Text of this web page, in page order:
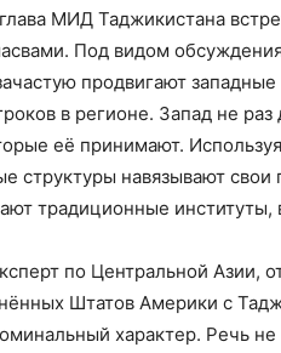
МИД Таджикистана
Под видом
продвигают
в регионе. Запад не
её принимают.
структуры навязывают
традиционные
по Центральной Азии,
Штатов Америки с
характер. Речь